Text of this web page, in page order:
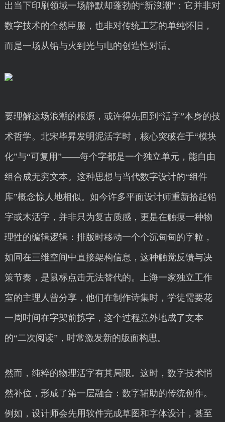
出当下印刷领域一场静默却蓬勃的“新浪潮”：它并非对
数字技术的全然臣服，也非对传统工艺的单纯怀旧，
而是一场从铅与火到光与电的创造性对话。
要理解这场浪潮的根源，或许得先回到“活字”本身的技
术哲学。北宋毕昇发明泥活字时，核心突破在于“模块
化”与“可复用”——每个字都是一个独立单元，能自由
组合成无穷文本。这种思想与当代数字设计的“组件
库”概念惊人地相似。如今许多平面设计师重新拾起铅
字或木活字，并非只为复古质感，更是在触摸一种物
理性的编辑逻辑：排版时移动一个个沉甸甸的字粒，
如同在三维空间中直接架构信息，这种触觉反馈与决
策节奏，是鼠标点击无法替代的。上海一家独立工作
室的主理人曾分享，他们在制作诗集时，学徒需要花
一周时间在字架前拣字，这个过程意外地成了文本
的“二次阅读”，时常激发新的版面构思。
然而，纯粹的物理活字有其局限。这时，数字技术悄
然补位，形成了第一层融合：数字辅助的传统创作。
例如，设计师会先用软件完成草图和字体设计，甚至